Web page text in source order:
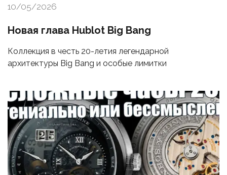
10/05/2026
Новая глава Hublot Big Bang
Коллекция в честь 20-летия легендарной
архитектуры Big Bang и особые лимитки